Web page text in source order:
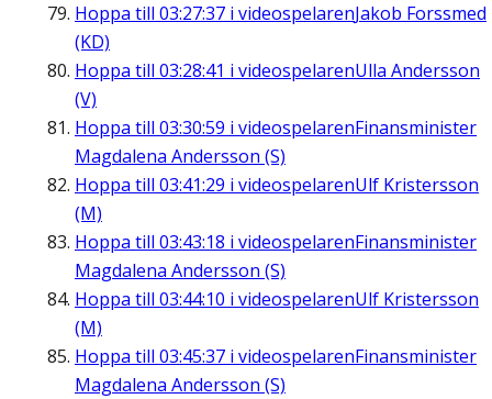
Hoppa till 03:27:37 i videospelarenJakob Forssmed
(KD)
Hoppa till 03:28:41 i videospelarenUlla Andersson
(V)
Hoppa till 03:30:59 i videospelarenFinansminister
Magdalena Andersson (S)
Hoppa till 03:41:29 i videospelarenUlf Kristersson
(M)
Hoppa till 03:43:18 i videospelarenFinansminister
Magdalena Andersson (S)
Hoppa till 03:44:10 i videospelarenUlf Kristersson
(M)
Hoppa till 03:45:37 i videospelarenFinansminister
Magdalena Andersson (S)